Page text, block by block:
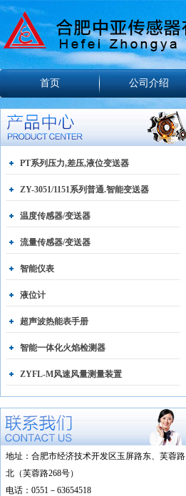
首页 公司介绍
PT系列压力,差压,液位变送器
ZY-3051/1151系列普通.智能变送器
温度传感器/变送器
流量传感器/变送器
智能仪表
液位计
超声波热能表手册
智能一体化火焰检测器
ZYFL-M风速风量测量装置
地址：合肥市经济技术开发区玉屏路东、芙蓉路
北（芙蓉路268号）
电话：0551－63654518